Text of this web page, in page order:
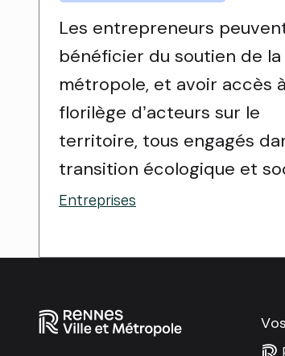
Les entrepreneurs
bénéficier du soutien de la
métropole, et avoir accès
florilège d’acteurs sur le
territoire, tous engagés
transition écologique et
Entreprises